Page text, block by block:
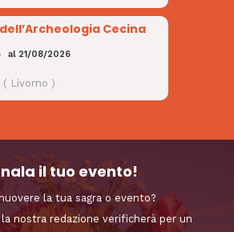
Cecina
al 21/08/2026
( Livorno )
il tuo evento!
la tua sagra o evento?
nostra redazione verificherà per un